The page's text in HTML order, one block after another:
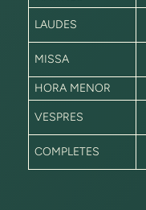
LAUDES
MISSA
HORA MENOR
VESPRES
COMPLETES